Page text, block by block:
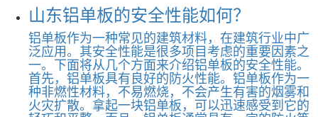
山东铝单板的安全性能如何？
铝单板作为一种常见的建筑材料，在建筑行业中广
泛应用。其安全性能是很多项目考虑的重要因素之
一。下面将从几个方面来介绍铝单板的安全性能。
首先，铝单板具有良好的防火性能。铝单板作为一
种非燃性材料，不易燃烧，不会产生有害的烟雾和
火灾扩散。拿起一块铝单板，可以迅速感受到它的